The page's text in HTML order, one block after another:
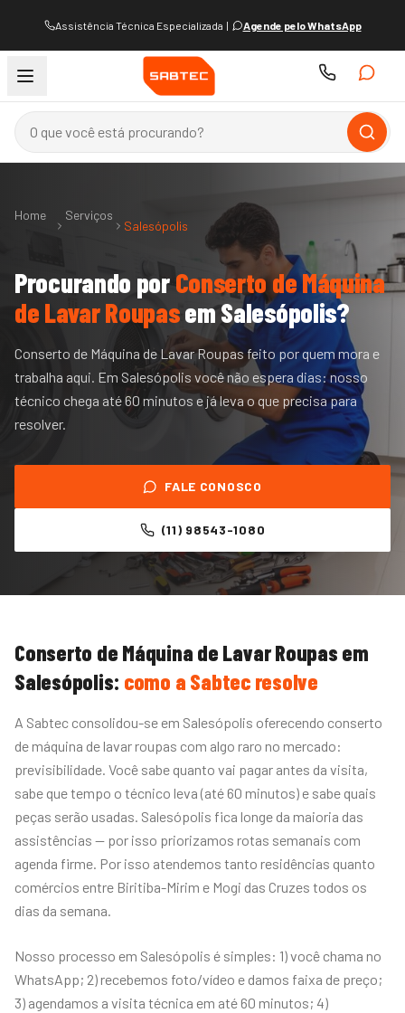
Assistência Técnica Especializada | Agende pelo WhatsApp
Home Serviços
Salesópolis
Procurando porConserto de Máquina
de Lavar RoupasemSalesópolis?
Conserto de Máquina de Lavar Roupas feito por quem mora e
trabalha aqui. Em Salesópolis você não espera dias: nosso
técnico chega até 60 minutos e já leva o que precisa para
resolver.
FALE CONOSCO
(11) 98543-1080
Conserto de Máquina de Lavar Roupas em
Salesópolis: como a Sabtec resolve
A Sabtec consolidou-se em Salesópolis oferecendo conserto
de máquina de lavar roupas com algo raro no mercado:
previsibilidade. Você sabe quanto vai pagar antes da visita,
sabe que tempo o técnico leva (até 60 minutos) e sabe quais
peças serão usadas. Salesópolis fica longe da maioria das
assistências — por isso priorizamos rotas semanais com
agenda firme. Por isso atendemos tanto residências quanto
comércios entre Biritiba-Mirim e Mogi das Cruzes todos os
dias da semana.
Nosso processo em Salesópolis é simples: 1) você chama no
WhatsApp; 2) recebemos foto/vídeo e damos faixa de preço;
3) agendamos a visita técnica em até 60 minutos; 4)